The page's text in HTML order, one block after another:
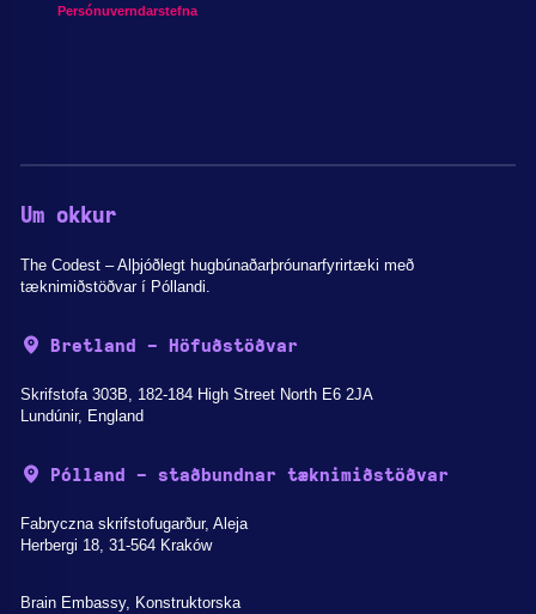
Persónuverndarstefna
Um okkur
The Codest – Alþjóðlegt hugbúnaðarþróunarfyrirtæki með
tæknimiðstöðvar í Póllandi.
Bretland - Höfuðstöðvar
Skrifstofa 303B, 182-184 High Street North E6 2JA
Lundúnir, England
Pólland - staðbundnar tæknimiðstöðvar
Fabryczna skrifstofugarður, Aleja
Herbergi 18, 31-564 Kraków
Brain Embassy, Konstruktorska